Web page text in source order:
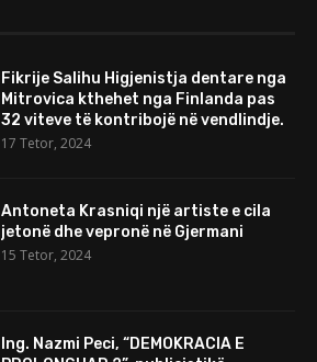
Fikrije Salihu Higjenistja dentare nga
Mitrovica kthehet nga Finlanda pas
32 viteve të kontribojë në vendlindje.
17 Tetor, 2024
Antoneta Krasniqi një artiste e cila
jetonë dhe vepronë në Gjermani
15 Tetor, 2024
Ing. Nazmi Peci, “DEMOKRACIA E